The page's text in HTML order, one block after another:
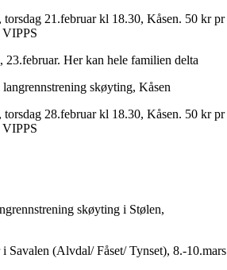
21.februar kl 18.30, Kåsen. 50 kr pr
VIPPS
23.februar. Her kan hele familien delta
skøyting, Kåsen
28.februar kl 18.30, Kåsen. 50 kr pr
VIPPS
skøyting i Stølen,
Savalen (Alvdal/ Fåset/ Tynset), 8.-10.mars